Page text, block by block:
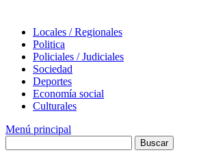
Locales / Regionales
Politica
Policiales / Judiciales
Sociedad
Deportes
Economía social
Culturales
Menú principal